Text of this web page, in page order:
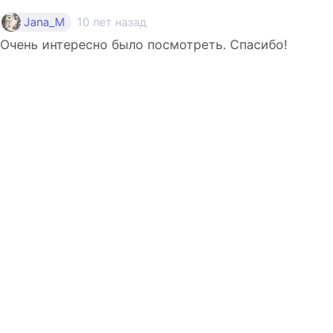
Jana_M 10 лет назад
Очень интересно было посмотреть. Спасибо!